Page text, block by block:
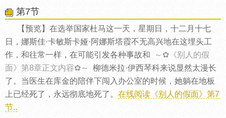
第7节
【预览】在选举国家杜马这一天，星期日，十二月十七
日，娜斯佳·卡敏斯卡娅·阿娜斯塔霞不无高兴地在这埋头工
作，和往常一样，在可能引发各种事故和
～✿《别人的假
面》第8章正文内容✿～
柳德米拉·伊西琴科来说显然太漫长
了。当医生在库金的陪伴下闯入办公室的时候，她躺在地板
上已经死了，永远彻底地死了。 在线阅读《别人的假面》第7
节..